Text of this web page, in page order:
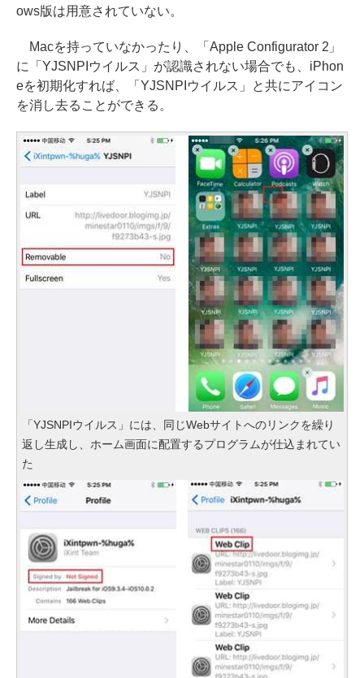
ows版は用意されていない。
Macを持っていなかったり、「Apple Configurator 2」
に「YJSNPIウイルス」が認識されない場合でも、iPhon
eを初期化すれば、「YJSNPIウイルス」と共にアイコン
を消し去ることができる。
「YJSNPIウイルス」には、同じWebサイトへのリンクを繰り
返し生成し、ホーム画面に配置するプログラムが仕込まれてい
た